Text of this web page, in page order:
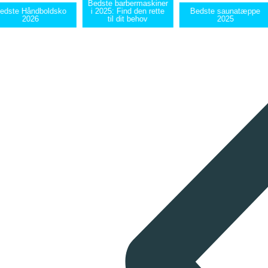
Håndboldsko
2026
Bedste barbermaskiner
i 2025: Find den rette
til dit behov
Bedste saunatæppe
2025